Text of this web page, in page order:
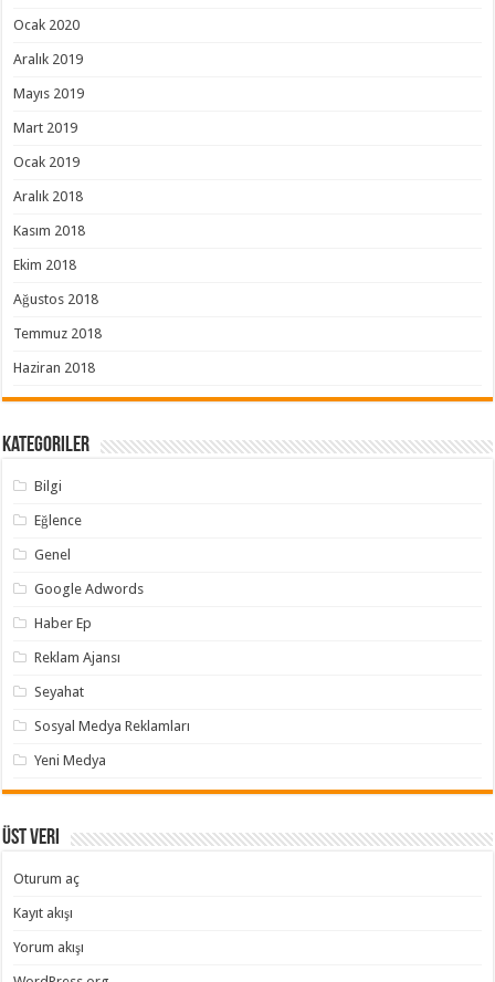
Ocak 2020
Aralık 2019
Mayıs 2019
Mart 2019
Ocak 2019
Aralık 2018
Kasım 2018
Ekim 2018
Ağustos 2018
Temmuz 2018
Haziran 2018
Kategoriler
Bilgi
Eğlence
Genel
Google Adwords
Haber Ep
Reklam Ajansı
Seyahat
Sosyal Medya Reklamları
Yeni Medya
Üst veri
Oturum aç
Kayıt akışı
Yorum akışı